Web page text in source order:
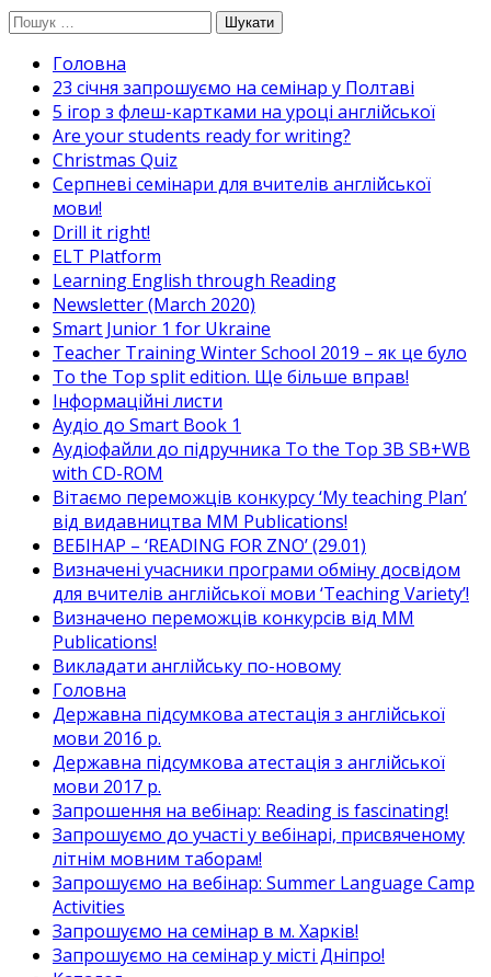
Перейти
вмісту
Пошук:
Головна
23 січня запрошуємо на семінар у Полтаві
5 ігор з флеш-картками на уроці англійської
Are your students ready for writing?
Christmas Quiz
Cерпневі семінари для вчителів англійської
мови!
Drill it right!
ELT Platform
Learning English through Reading
Newsletter (March 2020)
Smart Junior 1 for Ukraine
Teacher Training Winter School 2019 – як це було
To the Top split edition. Ще більше вправ!
Інформаційні листи
Аудіо до Smart Book 1
Аудіофайли до підручника To the Top 3B SB+WB
with CD-ROM
Вітаємо переможців конкурсу ‘My teaching Plan’
від видавництва MM Publications!
ВЕБІНАР – ‘READING FOR ZNO’ (29.01)
Визначені учасники програми обміну досвідом
для вчителів англійської мови ‘Teaching Variety’!
Визначено переможців конкурсів від MM
Publications!
Викладати англійську по-новому
Головна
Державна підсумкова атестація з англійської
мови 2016 р.
Державна підсумкова атестація з англійської
мови 2017 р.
Запрошення на вебінар: Reading is fascinating!
Запрошуємо до участі у вебінарі, присвяченому
літнім мовним таборам!
Запрошуємо на вебінар: Summer Language Camp
Activities
Запрошуємо на семінар в м. Харків!
Запрошуємо на семінар у місті Дніпро!